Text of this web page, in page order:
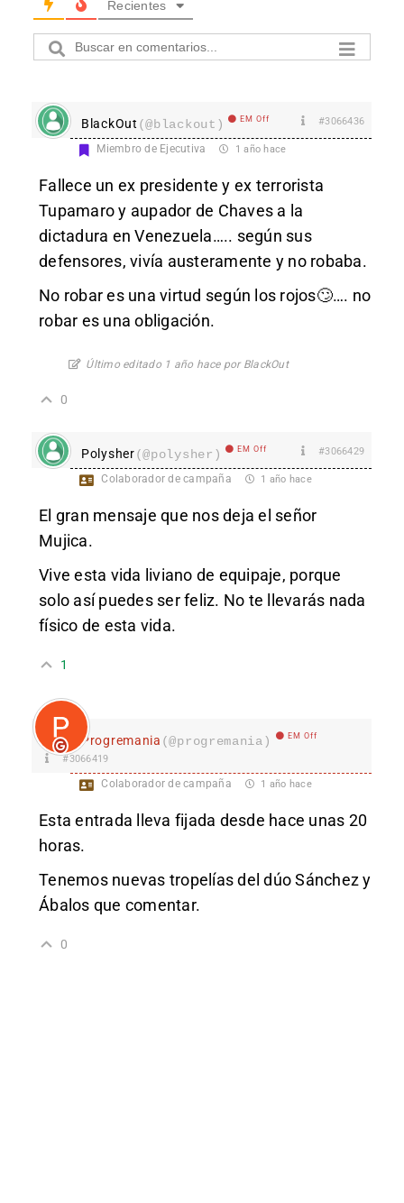
Recientes
BlackOut (@blackout) EM Off #3066436
Miembro de Ejecutiva 1 año hace
Fallece un ex presidente y ex terrorista
Tupamaro y aupador de Chaves a la
dictadura en Venezuela….. según sus
defensores, vivía austeramente y no robaba.
No robar es una virtud según los rojos 🙄 …. no
robar es una obligación.
Último editado 1 año hace por BlackOut
0
Polysher(@polysher) EM Off #3066429
Colaborador de campaña 1 año hace
El gran mensaje que nos deja el señor
Mujica.
Vive esta vida liviano de equipaje, porque
solo así puedes ser feliz. No te llevarás nada
físico de esta vida.
1
Progremania (@progremania) EM Off
#3066419
Colaborador de campaña 1 año hace
Esta entrada lleva fijada desde hace unas 20
horas.
Tenemos nuevas tropelías del dúo Sánchez y
Ábalos que comentar.
0